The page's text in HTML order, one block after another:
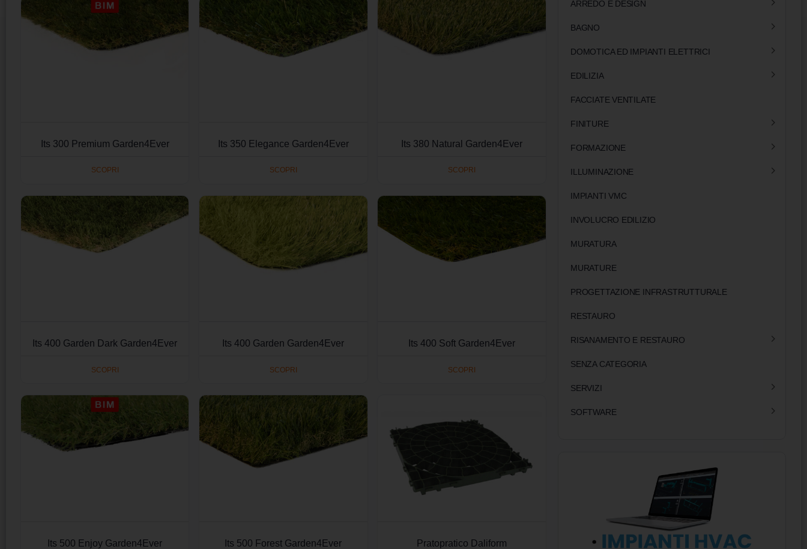
Its 300 Premium Garden4Ever
SCOPRI
Its 350 Elegance Garden4Ever
SCOPRI
Its 380 Natural Garden4Ever
SCOPRI
Its 400 Garden Dark Garden4Ever
SCOPRI
Its 400 Garden Garden4Ever
SCOPRI
Its 400 Soft Garden4Ever
SCOPRI
Its 500 Enjoy Garden4Ever Its 500 Forest Garden4Ever Pratopratico Daliform
ARREDO E DESIGN
BAGNO
DOMOTICA ED IMPIANTI ELETTRICI
EDILIZIA
FACCIATE VENTILATE
FINITURE
FORMAZIONE
ILLUMINAZIONE
IMPIANTI VMC
INVOLUCRO EDILIZIO
MURATURA
MURATURE
PROGETTAZIONE INFRASTRUTTURALE
RESTAURO
RISANAMENTO E RESTAURO
SENZA CATEGORIA
SERVIZI
SOFTWARE